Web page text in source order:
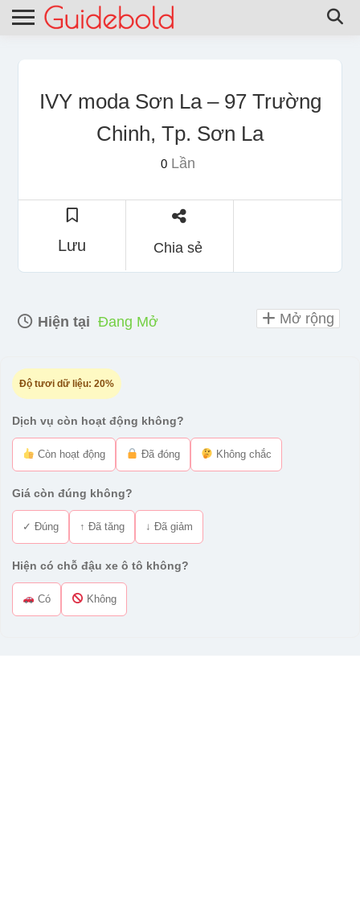
IVY moda Sơn La – 97 Trường
Chinh, Tp. Sơn La
0Lần
Lưu Chia sẻ
Hiện tại Đang Mở
Độ tươi dữ liệu: 20%
Dịch vụ còn hoạt động không?
Còn hoạt động Đã đóng Không chắc
Giá còn đúng không?
✓ Đúng ↑ Đã tăng ↓ Đã giảm
Hiện có chỗ đậu xe ô tô không?
Có Không
Mở rộng